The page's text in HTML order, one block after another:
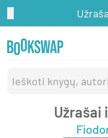
Užrašai